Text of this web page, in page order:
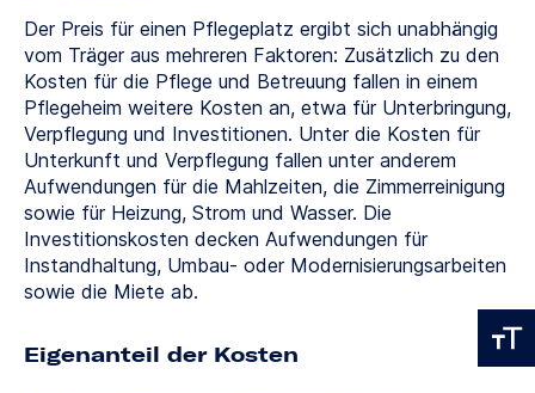
Der Preis für einen Pflegeplatz ergibt sich unabhängig
vom Träger aus mehreren Faktoren: Zusätzlich zu den
Kosten für die Pflege und Betreuung fallen in einem
Pflegeheim weitere Kosten an, etwa für Unterbringung,
Verpflegung und Investitionen. Unter die Kosten für
Unterkunft und Verpflegung fallen unter anderem
Aufwendungen für die Mahlzeiten, die Zimmerreinigung
sowie für Heizung, Strom und Wasser. Die
Investitionskosten decken Aufwendungen für
Instandhaltung, Umbau- oder Modernisierungsarbeiten
sowie die Miete ab.
Eigenanteil der Kosten